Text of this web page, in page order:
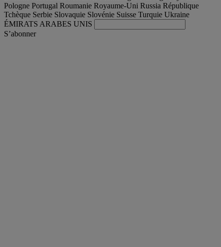
Pologne Portugal Roumanie Royaume-Uni Russia République
Tchèque Serbie Slovaquie Slovénie Suisse Turquie Ukraine
ÉMIRATS ARABES UNIS
S’abonner